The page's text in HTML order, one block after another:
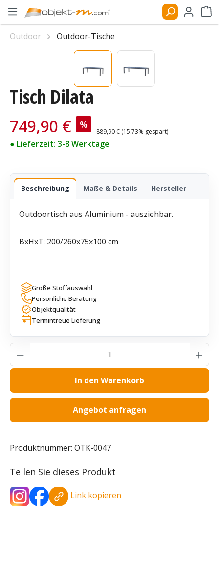
Zum Hauptinhalt springen
Tisch Dilata
Verkaufspreis:
749,90 € %
Regulärer Preis:
889,90 € (15.73% gespart)
● Lieferzeit: 3-8 Werktage
Beschreibung Maße & Details Hersteller
Outdoortisch aus Aluminium - ausziehbar.
BxHxT: 200/260x75x100 cm
Große Stoffauswahl
Persönliche Beratung
Objektqualität
Termintreue Lieferung
Produkt Anzahl: Gib den gewünschten
In den Warenkorb
Angebot anfragen
Produktnummer: OTK-0047
Teilen Sie dieses Produkt
Link kopieren
Outdoor
Outdoor-Tische
Bildergalerie überspringen